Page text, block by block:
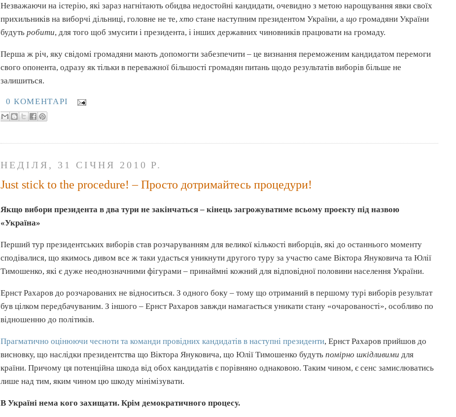
Незважаючи на істерію, які зараз нагнітають обидва недостойні кандидати, очевидно з метою нарощування явки своїх
прихильників на виборчі дільниці, головне не те,хто стане наступним президентом України, а що громадяни України
будутьробити, для того щоб змусити і президента, і інших державних чиновників працювати на громаду.
Перша ж річ, яку свідомі громадяни мають допомогти забезпечити – це визнання переможеним кандидатом перемоги
свого опонента, одразу як тільки в переважної більшості громадян питань щодо результатів виборів більше не
залишиться.
0 КОМЕНТАРІ
НЕДІЛЯ, 31 СІЧНЯ 2010 Р.
Just stick to the procedure! – Просто дотримайтесь процедури!
Якщо вибори президента в два тури не закінчаться – кінець загрожуватиме всьому проекту під назвою
«Україна»
Перший тур президентських виборів став розчаруванням для великої кількості виборців, які до останнього моменту
сподівалися, що якимось дивом все ж таки удасться уникнути другого туру за участю саме ВіктораЯнуковича та Юлії
Тимошенко, які є дуже неоднозначними фігурами – принаймні кожний для відповідної половини населення України.
ЕрнстРахаров до розчарованих не відноситься. З одного боку – тому що отриманий в першому турі виборів результат
був цілкомпередбачуваним. З іншого – ЕрнстРахаров завжди намагається уникати стану «очарованості», особливо по
відношенню до політиків.
Прагматично оцінюючи чесноти та команди провідних кандидатів в наступні президенти, ЕрнстРахаров прийшов до
висновку, що наслідки президентства що ВіктораЯнуковича, що Юлії Тимошенко будутьпомірно шкідливими для
країни. Причому ця потенційна шкода від обох кандидатів є порівняно однаковою. Таким чином, є сенс замислюватись
лише над тим, яким чином цю шкоду мінімізувати.
В Україні нема кого захищати. Крім демократичного процесу.